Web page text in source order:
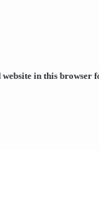
website in this browser